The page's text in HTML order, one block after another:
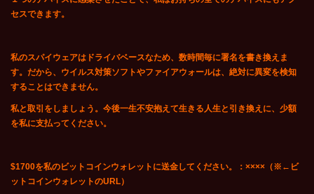
セスできます。
私のスパイウェアはドライバベースなため、数時間毎に署名を書き換えま
す。だから、ウイルス対策ソフトやファイアウォールは、絶対に異変を検知
することはできません。
私と取引をしましょう。今後一生不安抱えて生きる人生と引き換えに、少額
を私に支払ってください。
$1700を私のビットコインウォレットに送金してください。： ××××（※← ビ
ットコインウォレットのURL）